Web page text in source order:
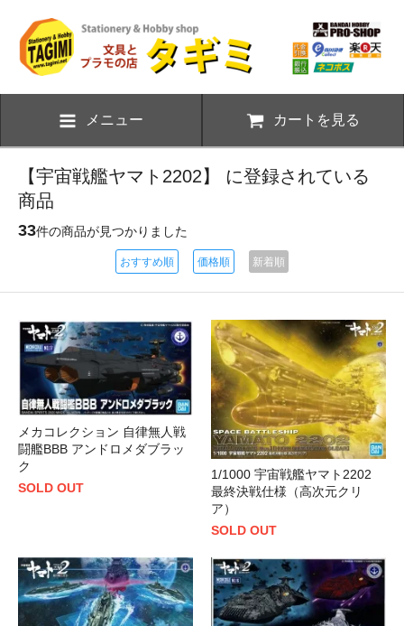
メニュー カートを見る
【宇宙戦艦ヤマト2202】 に登録されている
商品
33件の商品が見つかりました
おすすめ順 価格順 新着順
メカコレクション 自律無人戦
闘艦BBB アンドロメダブラッ
ク
SOLD OUT
1/1000 宇宙戦艦ヤマト2202
最終決戦仕様（高次元クリ
ア）
SOLD OUT